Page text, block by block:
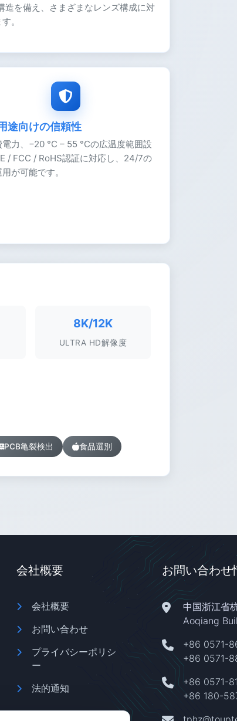
造を備え、さまざまなレンズ構成に対
。
途向けの信頼性
力、−20 °C – 55 °Cの広温度範囲設
/ FCC / RoHS認証に対応し、24/7の
が可能です。
8K/12K
ULTRA HD解像度
PCB亀裂検出 食品選別
会社概要
会社概要
お問い合わせ
プライバシーポリシ
ー
法的通知
お問い合わせ
中国浙江省
Aoqiang
+86 0571-
+86 0571-
+86 0571-
+86 180-